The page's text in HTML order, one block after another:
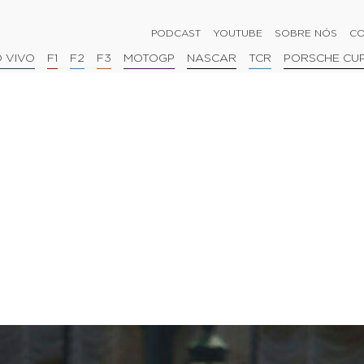
PODCAST YOUTUBE SOBRE NÓS
VIVO F1 F2 F3 MOTOGP NASCAR TCR PORSCHE